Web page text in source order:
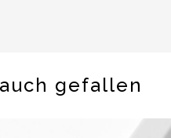
gefallen